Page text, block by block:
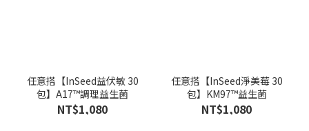
任意搭【InSeed益伏敏 30
包】A17™調理益生菌
NT$1,080
任意搭【InSeed淨美莓 30
包】KM97™益生菌
NT$1,080